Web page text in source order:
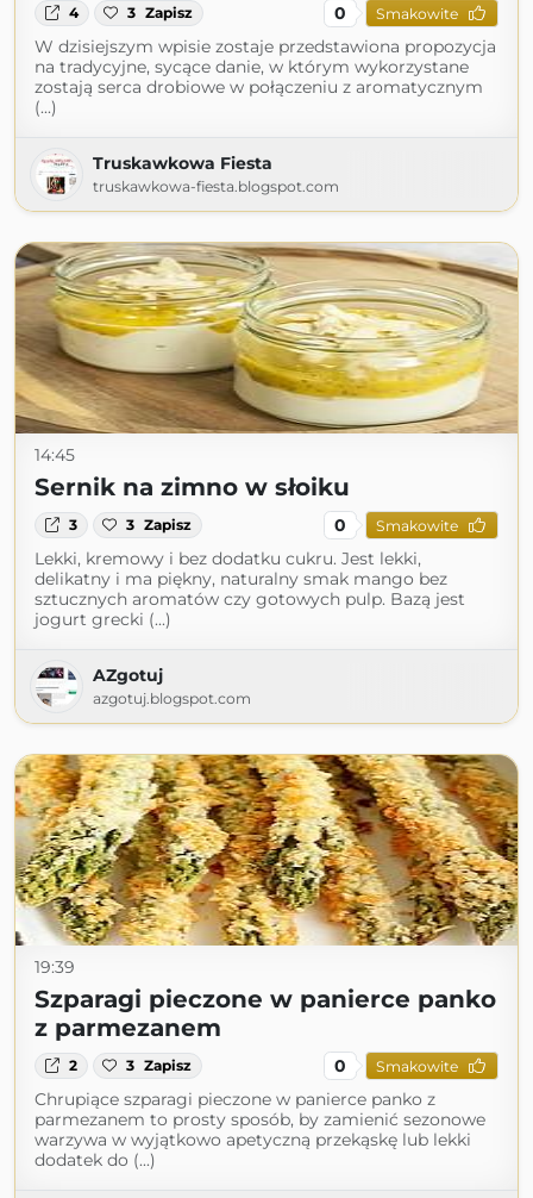
4 3 Zapisz 0 Smakowite
W dzisiejszym wpisie zostaje przedstawiona propozycja
na tradycyjne, sycące danie, w którym wykorzystane
zostają serca drobiowe w połączeniu z aromatycznym
(...)
Truskawkowa Fiesta
truskawkowa-fiesta.blogspot.com
14:45
Sernik na zimno w słoiku
3 3 Zapisz 0 Smakowite
Lekki, kremowy i bez dodatku cukru. Jest lekki,
delikatny i ma piękny, naturalny smak mango bez
sztucznych aromatów czy gotowych pulp. Bazą jest
jogurt grecki (...)
AZgotuj
azgotuj.blogspot.com
19:39
Szparagi pieczone w panierce panko
z parmezanem
2 3 Zapisz 0 Smakowite
Chrupiące szparagi pieczone w panierce panko z
parmezanem to prosty sposób, by zamienić sezonowe
warzywa w wyjątkowo apetyczną przekąskę lub lekki
dodatek do (...)